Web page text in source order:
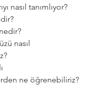
nasıl tanımlıyor?
nasıl
ne öğrenebiliriz?